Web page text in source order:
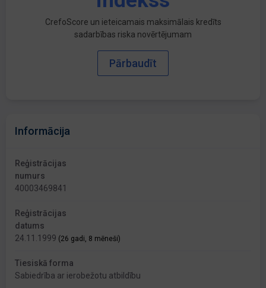
CrefoScore un ieteicamais maksimālais kredīts
sadarbības riska novērtējumam
Pārbaudīt
Informācija
Reģistrācijas
numurs
40003469841
Reģistrācijas
datums
24.11.1999 (26 gadi, 8 mēneši)
Tiesiskā forma
Sabiedrība ar ierobežotu atbildību